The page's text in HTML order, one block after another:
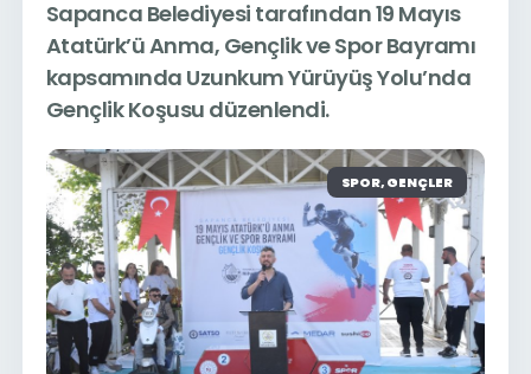
Sapanca Belediyesi tarafından 19 Mayıs
Atatürk’ü Anma, Gençlik ve Spor Bayramı
kapsamında Uzunkum Yürüyüş Yolu’nda
Gençlik Koşusu düzenlendi.
SPOR, GENÇLER